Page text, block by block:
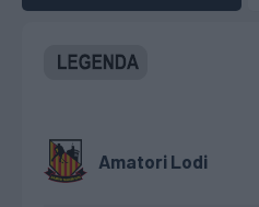
Amatori Lodi